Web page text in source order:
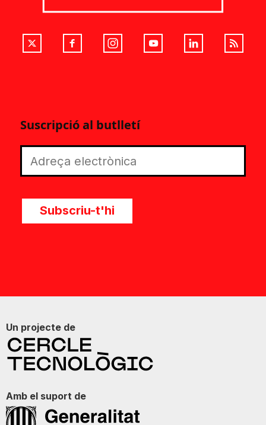
Suscripció al butlletí
Subscriu-t'hi
Un projecte de
Amb el suport de